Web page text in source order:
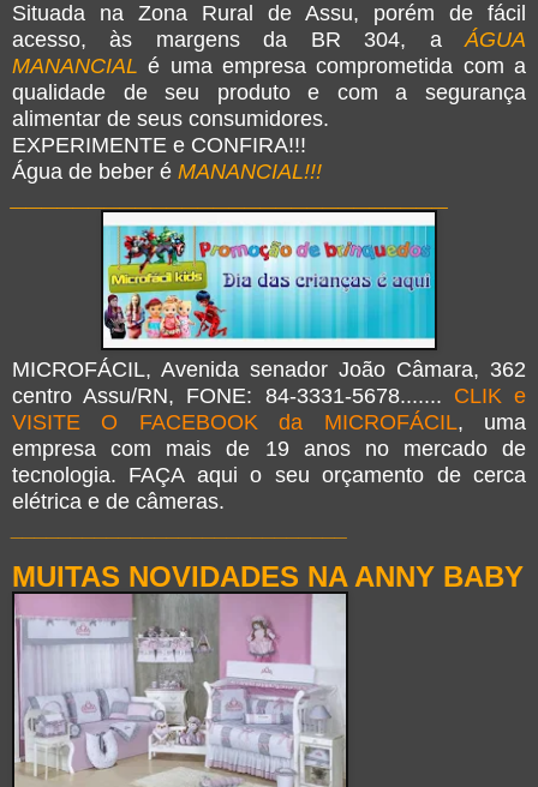
Situada na Zona Rural de Assu, porém de fácil
acesso, às margens da BR 304, aÁGUA
MANANCIAL é uma empresa comprometida com a
qualidade de seu produto e com a segurança
alimentar de seus consumidores.
EXPERIMENTE e CONFIRA!!!
Água de beber é MANANCIAL!!!
MICROFÁCIL, Avenida senador João Câmara, 362
centro Assu/RN, FONE: 84-3331-5678....... CLIK e
VISITE O FACEBOOK da MICROFÁCIL, uma
empresa com mais de 19 anos no mercado de
tecnologia. FAÇA aqui o seu orçamento de cerca
elétrica e de câmeras.
MUITAS NOVIDADES NA ANNY BABY